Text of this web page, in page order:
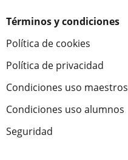
Términos y condiciones
Política de cookies
Política de privacidad
Condiciones uso maestros
Condiciones uso alumnos
Seguridad